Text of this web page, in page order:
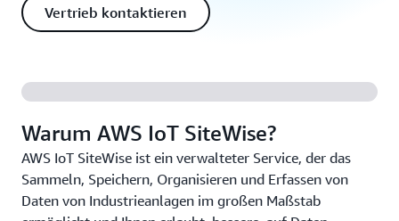
Vertrieb kontaktieren
Warum AWS IoT SiteWise?
AWS IoT SiteWise ist ein verwalteter Service, der das
Sammeln, Speichern, Organisieren und Erfassen von
Daten von Industrieanlagen im großen Maßstab